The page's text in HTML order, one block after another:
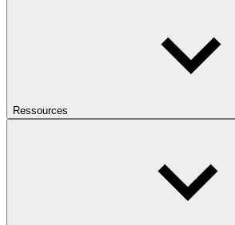
Ressources